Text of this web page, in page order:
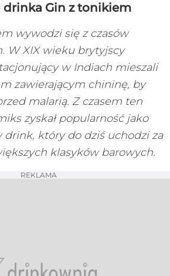
drinka Gin z tonikiem
wywodzi się z czasów
W XIX wieku brytyjscy
w Indiach mieszali
zawierającym chininę, by
malarią. Z czasem ten
zyskał popularność jako
drink, który do dziś uchodzi za
klasyków barowych.
REKLAMA